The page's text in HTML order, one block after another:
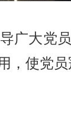
广大党
使党